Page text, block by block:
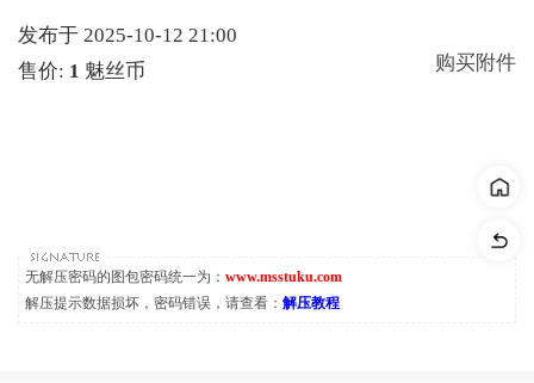
发布于 2025-10-12 21:00
售价: 1 魅丝币 购买附件
无解压密码的图包密码统一为： www.msstuku.com
解压提示数据损坏，密码错误，请查看： 解压教程